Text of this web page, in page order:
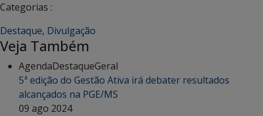
Categorias :
Destaque, Divulgação
Veja Também
AgendaDestaqueGeral
5ª edição do Gestão Ativa irá debater resultados
alcançados na PGE/MS
09 ago 2024